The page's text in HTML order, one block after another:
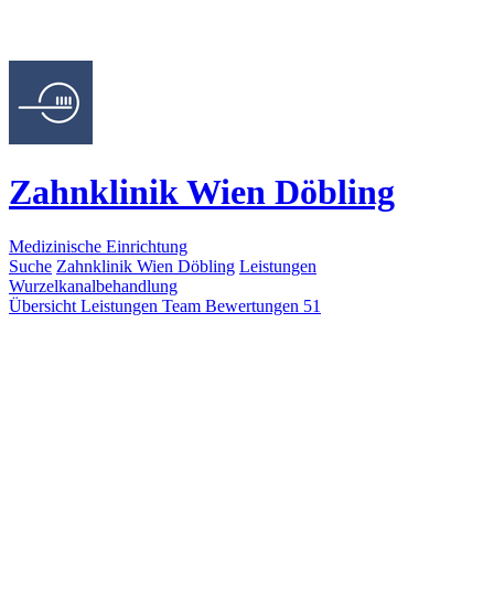
Zahnklinik Wien Döbling
Medizinische Einrichtung
Suche Zahnklinik Wien Döbling Leistungen
Wurzelkanalbehandlung
Übersicht Leistungen Team Bewertungen 51